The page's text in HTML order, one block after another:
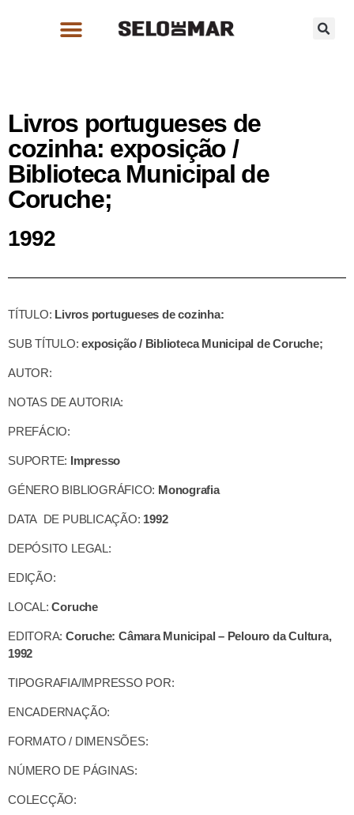
Livros portugueses de
cozinha: exposição /
Biblioteca Municipal de
Coruche;
1992
TÍTULO: Livros portugueses de cozinha:
SUB TÍTULO:exposição / Biblioteca Municipal de Coruche;
AUTOR:
NOTAS DE AUTORIA:
PREFÁCIO:
SUPORTE: Impresso
GÉNERO BIBLIOGRÁFICO: Monografia
DATA DE PUBLICAÇÃO: 1992
DEPÓSITO LEGAL:
EDIÇÃO:
LOCAL:Coruche
EDITORA: Coruche: Câmara Municipal – Pelouro da Cultura,
1992
TIPOGRAFIA/IMPRESSO POR:
ENCADERNAÇÃO:
FORMATO / DIMENSÕES:
NÚMERO DE PÁGINAS:
COLECÇÃO: